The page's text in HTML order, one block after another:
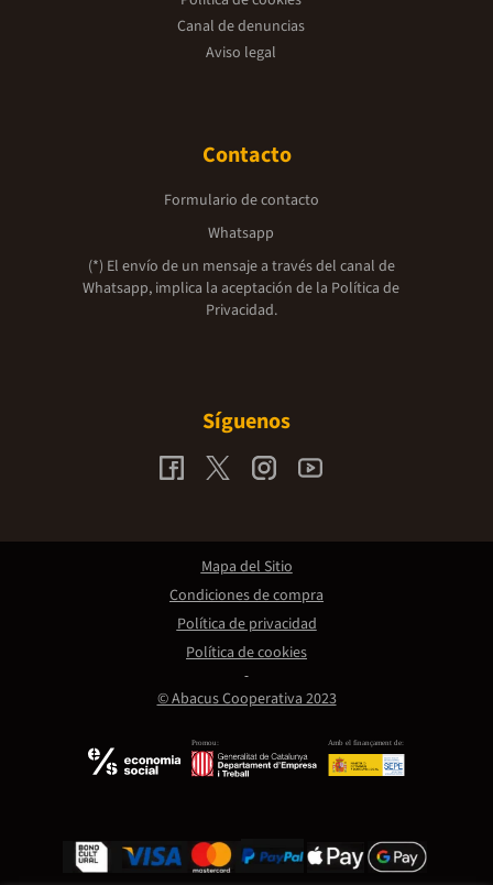
Canal de denuncias
Aviso legal
Contacto
Formulario de contacto
Whatsapp
(*) El envío de un mensaje a través del canal de
Whatsapp, implica la aceptación de la Política de
Privacidad.
Síguenos
Promou: Amb el finançament de:
© Abacus Cooperativa 2023
Mapa del Sitio
Condiciones de compra
Política de privacidad
Política de cookies